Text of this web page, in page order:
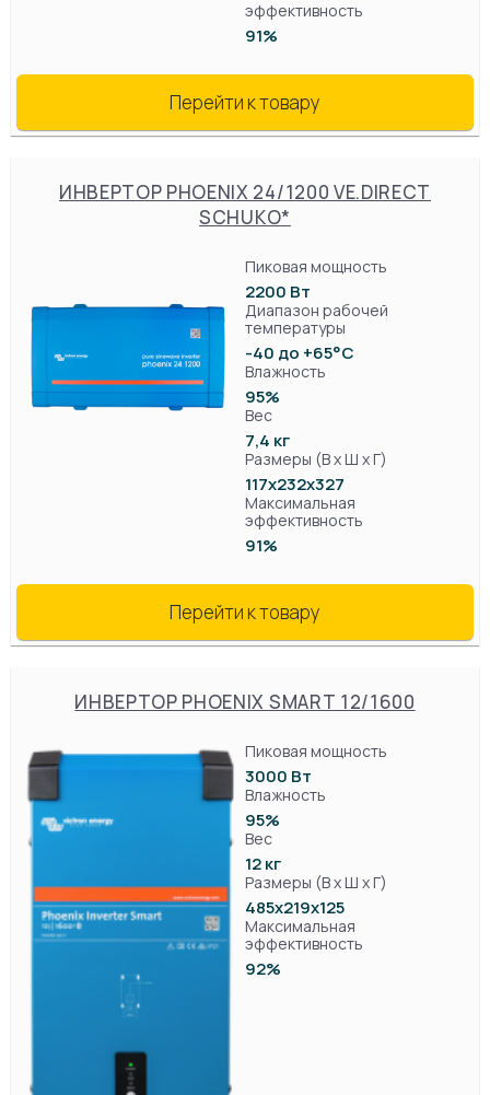
эффективность
91%
Перейти к товару
ИНВЕРТОР PHOENIX 24/1200 VE.DIRECT
SCHUKO*
Пиковая мощность
2200 Вт
Диапазон рабочей
температуры
-40 до +65°C
Влажность
95%
Вес
7,4 кг
Размеры (В х Ш х Г)
117x232х327
Максимальная
эффективность
91%
Перейти к товару
ИНВЕРТОР PHOENIX SMART 12/1600
Пиковая мощность
3000 Вт
Влажность
95%
Вес
12 кг
Размеры (В х Ш х Г)
485х219x125
Максимальная
эффективность
92%